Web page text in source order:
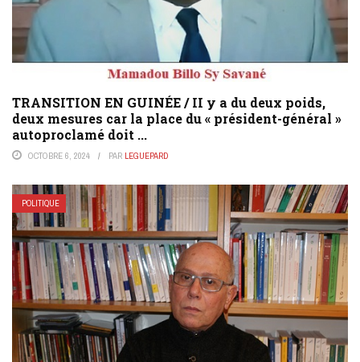
TRANSITION EN GUINÉE / II y a du deux poids,
deux mesures car la place du « président-général »
autoproclamé doit ...
OCTOBRE 6, 2024 PAR LEGUEPARD
POLITIQUE